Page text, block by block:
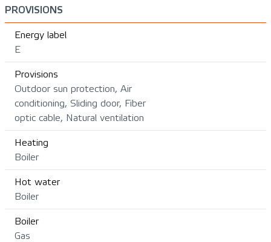
PROVISIONS
Energy label
E
Provisions
Outdoor sun protection, Air
conditioning, Sliding door, Fiber
optic cable, Natural ventilation
Heating
Boiler
Hot water
Boiler
Boiler
Gas